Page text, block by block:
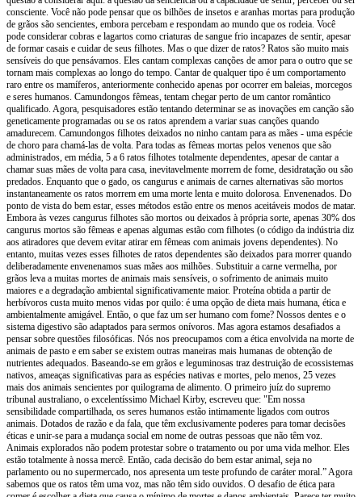
consciente. Você não pode pensar que os bilhões de insetos e aranhas mortas para produção
de grãos são sencientes, embora percebam e respondam ao mundo que os rodeia. Você
pode considerar cobras e lagartos como criaturas de sangue frio incapazes de sentir, apesar
de formar casais e cuidar de seus filhotes. Mas o que dizer de ratos? Ratos são muito mais
sensíveis do que pensávamos. Eles cantam complexas canções de amor para o outro que se
tornam mais complexas ao longo do tempo. Cantar de qualquer tipo é um comportamento
raro entre os mamíferos, anteriormente conhecido apenas por ocorrer em baleias, morcegos
e seres humanos. Camundongos fêmeas, tentam chegar perto de um cantor romântico
qualificado. Agora, pesquisadores estão tentando determinar se as inovações em canção são
geneticamente programadas ou se os ratos aprendem a variar suas canções quando
amadurecem. Camundongos filhotes deixados no ninho cantam para as mães - uma espécie
de choro para chamá-las de volta. Para todas as fêmeas mortas pelos venenos que são
administrados, em média, 5 a 6 ratos filhotes totalmente dependentes, apesar de cantar a
chamar suas mães de volta para casa, inevitavelmente morrem de fome, desidratação ou são
predados. Enquanto que o gado, os cangurus e animais de carnes alternativas são mortos
instantaneamente os ratos morrem em uma morte lenta e muito dolorosa. Envenenados. Do
ponto de vista do bem estar, esses métodos estão entre os menos aceitáveis modos de matar.
Embora às vezes cangurus filhotes são mortos ou deixados à própria sorte, apenas 30% dos
cangurus mortos são fêmeas e apenas algumas estão com filhotes (o código da indústria diz
aos atiradores que devem evitar atirar em fêmeas com animais jovens dependentes). No
entanto, muitas vezes esses filhotes de ratos dependentes são deixados para morrer quando
deliberadamente envenenamos suas mães aos milhões. Substituir a carne vermelha, por
grãos leva a muitas mortes de animais mais sensíveis, o sofrimento de animais muito
maiores e a degradação ambiental significativamente maior. Proteína obtida a partir de
herbívoros custa muito menos vidas por quilo: é uma opção de dieta mais humana, ética e
ambientalmente amigável. Então, o que faz um ser humano com fome? Nossos dentes e o
sistema digestivo são adaptados para sermos onívoros. Mas agora estamos desafiados a
pensar sobre questões filosóficas. Nós nos preocupamos com a ética envolvida na morte de
animais de pasto e em saber se existem outras maneiras mais humanas de obtenção de
nutrientes adequados. Baseando-se em grãos e leguminosas traz destruição de ecossistemas
nativos, ameaças significativas para as espécies nativas e mortes, pelo menos, 25 vezes
mais dos animais sencientes por quilograma de alimento. O primeiro juíz do supremo
tribunal australiano, o excelentíssimo Michael Kirby, escreveu que: "Em nossa
sensibilidade compartilhada, os seres humanos estão intimamente ligados com outros
animais. Dotados de razão e da fala, que têm exclusivamente poderes para tomar decisões
éticas e unir-se para a mudança social em nome de outras pessoas que não têm voz.
Animais explorados não podem protestar sobre o tratamento ou por uma vida melhor. Eles
estão totalmente à nossa mercê. Então, cada decisão do bem estar animal, seja no
parlamento ou no supermercado, nos apresenta um teste profundo de caráter moral.” Agora
sabemos que os ratos têm uma voz, mas não têm sido ouvidos. O desafio de ética para